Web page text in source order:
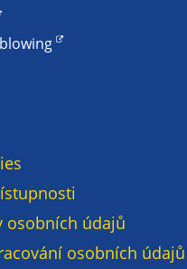
osobních údajů
osobních údajů
identifikace
osoby,
používány